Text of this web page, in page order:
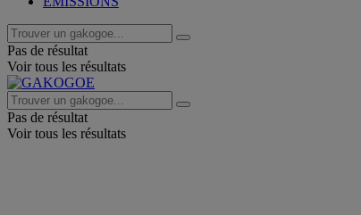
Pas de résultat
Voir tous les résultats
Pas de résultat
Voir tous les résultats